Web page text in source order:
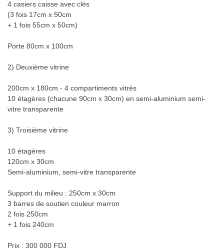
4 casiers caisse avec clés
(3 fois 17cm x 50cm
+ 1 fois 55cm x 50cm)
Porte 80cm x 100cm
2) Deuxième vitrine
200cm x 180cm - 4 compartiments vitrés
10 étagères (chacune 90cm x 30cm) en semi-aluminium semi-
vitre transparente
3) Troisième vitrine
10 étagères
120cm x 30cm
Semi-aluminium, semi-vitre transparente
Support du milieu : 250cm x 30cm
3 barres de soutien couleur marron
2 fois 250cm
+ 1 fois 240cm
Prix : 300 000 FDJ